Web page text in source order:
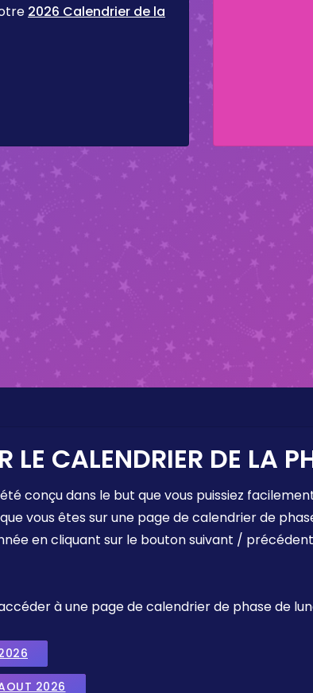
2026 Calendrier de la
LE CALENDRIER DE LA
conçu dans le but que vous puissiez
vous êtes sur une page de calendrier de
en cliquant sur le bouton suivant /
à une page de calendrier de phase de
AOUT 2026